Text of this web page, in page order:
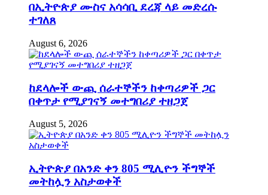
በኢትዮጵያ ሙስና አሳሳቢ ደረጃ ላይ መድረሱ
ተገለጸ
August 6, 2026
ከደላሎች ውጪ ሰራተኞችን ከቀጣሪዎች ጋር
በቀጥታ የሚያገናኝ መተግበሪያ ተዘጋጀ
August 5, 2026
ኢትዮጵያ በአንድ ቀን 805 ሚሊዮን ችግኞች
መትከሏን አስታወቀች